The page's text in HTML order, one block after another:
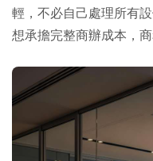
輕，不必自己處理所有
想承擔完整商辦成本，